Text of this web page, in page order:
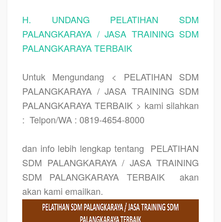
H. UNDANG PELATIHAN SDM
PALANGKARAYA / JASA TRAINING SDM
PALANGKARAYA TERBAIK
Untuk Mengundang < PELATIHAN SDM
PALANGKARAYA / JASA TRAINING SDM
PALANGKARAYA TERBAIK > kami silahkan
: Telpon/WA : 0819-4654-8000
dan info lebih lengkap tentang PELATIHAN
SDM PALANGKARAYA / JASA TRAINING
SDM PALANGKARAYA TERBAIK
akan
akan kami emailkan.